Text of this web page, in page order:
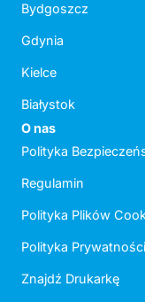
Bydgoszcz
Gdynia
Kielce
Białystok
O nas
Polityka
Regulamin
Polityka Plików
Polityka Prywatności
Znajdź Drukarkę